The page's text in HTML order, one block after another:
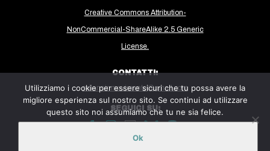
ms
Creative Commons Attribution-
NonCommercial-ShareAlike 2.5 Generic
License.
CONTATTI:
milanoinmovimento@gmail.com
SEGUICI SU:
Utilizziamo i cookie per essere sicuri che tu possa avere la
migliore esperienza sul nostro sito. Se continui ad utilizzare
questo sito noi assumiamo che tu ne sia felice.
Ok